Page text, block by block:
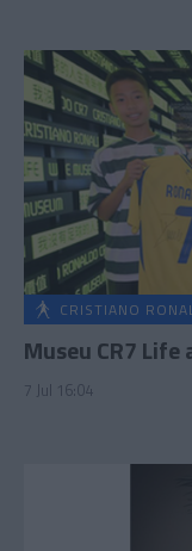
CRISTIANO
Museu CR7
7 Jul 16:04